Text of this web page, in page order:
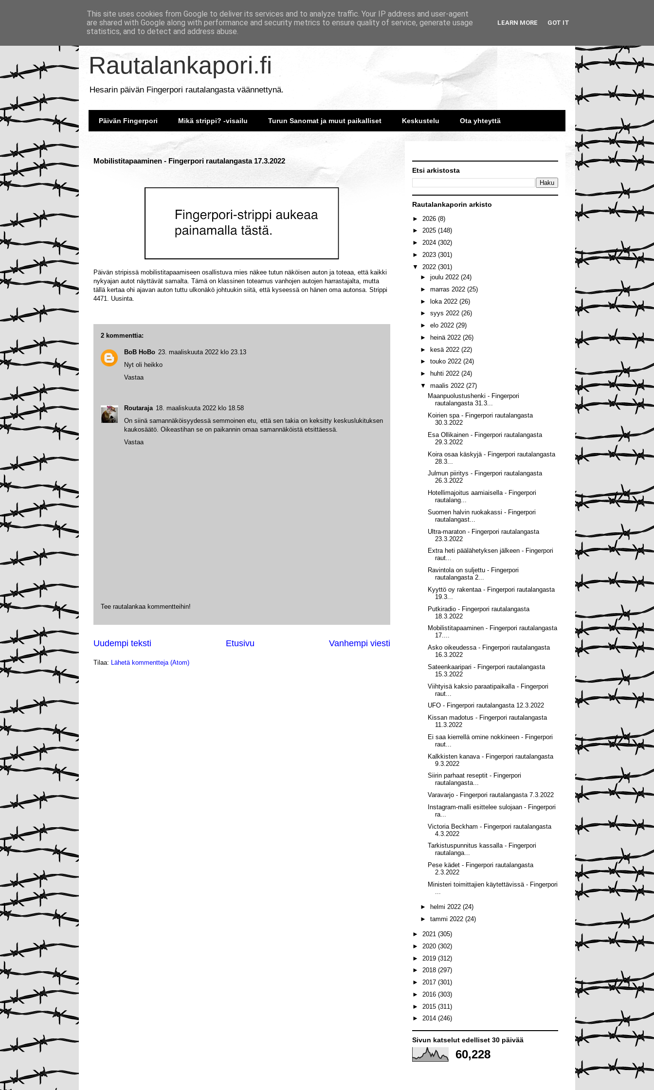
Rautalankapori.fi
Hesarin päivän Fingerpori rautalangasta väännettynä.
Päivän Fingerpori Mikä strippi? -visailu Turun Sanomat ja muut paikalliset Keskustelu Ota yhteyttä
Mobilistitapaaminen - Fingerpori rautalangasta 17.3.2022
Päivän stripissä mobilistitapaamiseen osallistuva mies näkee tutun näköisen auton ja toteaa, että kaikki
nykyajan autot näyttävät samalta. Tämä on klassinen toteamus vanhojen autojen harrastajalta, mutta
tällä kertaa ohi ajavan auton tuttu ulkonäkö johtuukin siitä, että kyseessä on hänen oma autonsa. Strippi
4471. Uusinta.
2 kommenttia:
Routaraja 18. maaliskuuta 2022 klo 18.58
On siinä samannäköisyydessä semmoinen etu, että sen takia on keksitty keskuslukituksen
kaukosäätö. Oikeastihan se on paikannin omaa samannäköistä etsittäessä.
Vastaa
BoB HoBo 23. maaliskuuta 2022 klo 23.13
Nyt oli heikko
Vastaa
Tee rautalankaa kommentteihin!
Uudempi teksti Vanhempi viesti
Etusivu
Tilaa: Lähetä kommentteja (Atom)
Etsi arkistosta
Rautalankaporin arkisto
► 2026 (8)
► 2025 (148)
► 2024 (302)
► 2023 (301)
▼ 2022 (301)
► joulu 2022 (24)
► marras 2022 (25)
► loka 2022 (26)
► syys 2022 (26)
► elo 2022 (29)
►
heinä 2022 (26)
► kesä 2022 (22)
► touko 2022 (24)
►
huhti 2022 (24)
▼ maalis 2022 (27)
Maanpuolustushenki - Fingerpori
rautalangasta 31.3...
Koirien spa - Fingerpori rautalangasta
30.3.2022
Esa Ollikainen - Fingerpori rautalangasta
29.3.2022
Koira osaa käskyjä - Fingerpori rautalangasta
28.3...
Julmun piiritys - Fingerpori rautalangasta
26.3.2022
Hotellimajoitus aamiaisella - Fingerpori
rautalang...
Suomen halvin ruokakassi - Fingerpori
rautalangast...
Ultra-maraton - Fingerpori rautalangasta
23.3.2022
Extra heti päälähetyksen jälkeen - Fingerpori
raut...
Ravintola on suljettu - Fingerpori
rautalangasta 2...
Kyyttö oy rakentaa - Fingerpori rautalangasta
19.3...
Putkiradio - Fingerpori rautalangasta
18.3.2022
Mobilistitapaaminen - Fingerpori rautalangasta
17....
Asko oikeudessa - Fingerpori rautalangasta
16.3.2022
Sateenkaaripari - Fingerpori rautalangasta
15.3.2022
Viihtyisä kaksio paraatipaikalla - Fingerpori
raut...
UFO - Fingerpori rautalangasta 12.3.2022
Kissan madotus - Fingerpori rautalangasta
11.3.2022
Ei saa kierrellä omine nokkineen - Fingerpori
raut...
Kalkkisten kanava - Fingerpori rautalangasta
9.3.2022
Siirin parhaat reseptit - Fingerpori
rautalangasta...
Varavarjo - Fingerpori rautalangasta 7.3.2022
Instagram-malli esittelee sulojaan - Fingerpori
ra...
Victoria Beckham - Fingerpori rautalangasta
4.3.2022
Tarkistuspunnitus kassalla - Fingerpori
rautalanga...
Pese kädet - Fingerpori rautalangasta
2.3.2022
Ministeri toimittajien käytettävissä - Fingerpori
► helmi 2022 (24)
► tammi 2022 (24)
► 2021 (305)
► 2020 (302)
► 2019 (312)
► 2018 (297)
► 2017 (301)
► 2016 (303)
► 2015 (311)
► 2014 (246)
Sivun katselut edelliset 30 päivää
60,228
This site uses cookies from Google to deliver its services and to analyze traffic. Your IP address and user-agent
are shared with Google along with performance and security metrics to ensure quality of service, generate usage
statistics, and to detect and address abuse.
LEARN MORE GOT IT